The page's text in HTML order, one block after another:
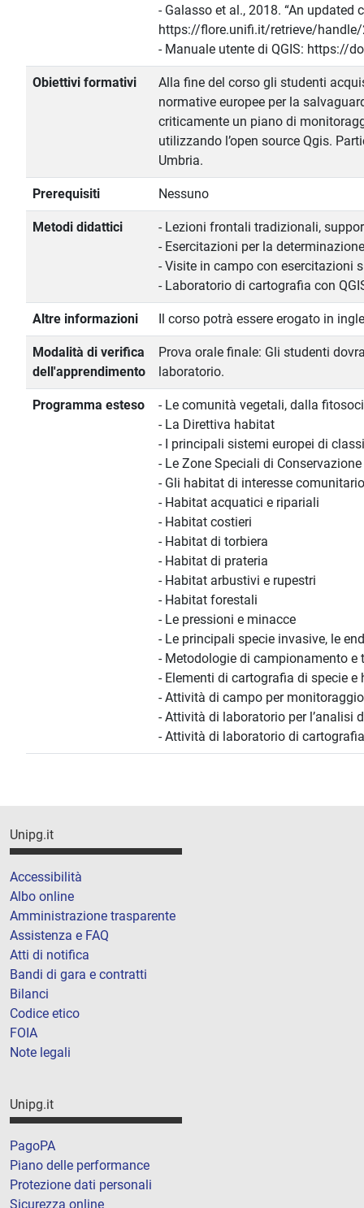
- Galasso et al., 2018. “An
https://flore.unifi.it/retrieve/handle/
- Manuale utente di QGIS: https://
Obiettivi formativi
Alla fine del corso gli studenti
normative europee per la
criticamente un piano di
utilizzando l’open source Qgis.
Umbria.
Prerequisiti Nessuno
Metodi didattici
- Lezioni frontali tradizionali,
- Esercitazioni per la
- Visite in campo con esercitazioni
- Laboratorio di cartografia con
Altre informazioni Il corso potrà essere erogato in
Modalità di verifica
dell'apprendimento
Prova orale finale: Gli studenti
laboratorio.
Programma esteso
- Le comunità vegetali, dalla
- La Direttiva habitat
- I principali sistemi europei di
- Le Zone Speciali di
- Gli habitat di interesse
- Habitat acquatici e ripariali
- Habitat costieri
- Habitat di torbiera
- Habitat di prateria
- Habitat arbustivi e rupestri
- Habitat forestali
- Le pressioni e minacce
- Le principali specie invasive, le
- Metodologie di campionamento
- Elementi di cartografia di specie e
- Attività di campo per
- Attività di laboratorio per l’analisi
- Attività di laboratorio di cartografia
Unipg.it
Accessibilità
Albo online
Amministrazione trasparente
Assistenza e FAQ
Atti di notifica
Bandi di gara e contratti
Bilanci
Codice etico
FOIA
Note legali
Unipg.it
PagoPA
Piano delle performance
Protezione dati personali
Sicurezza online